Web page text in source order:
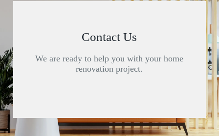
Contact Us
We are ready to help you with your home
renovation project.